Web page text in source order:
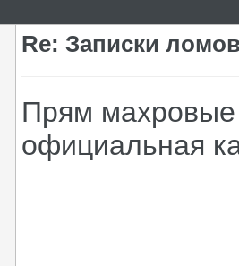
Re: Записки
Прям махровые
официальная